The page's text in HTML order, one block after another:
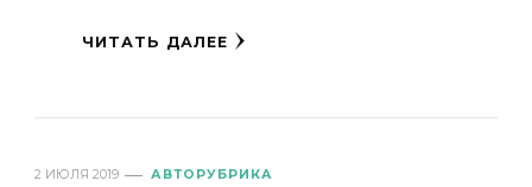
ЧИТАТЬ ДАЛЕЕ
2 ИЮЛЯ 2019 АВТОРУБРИКА